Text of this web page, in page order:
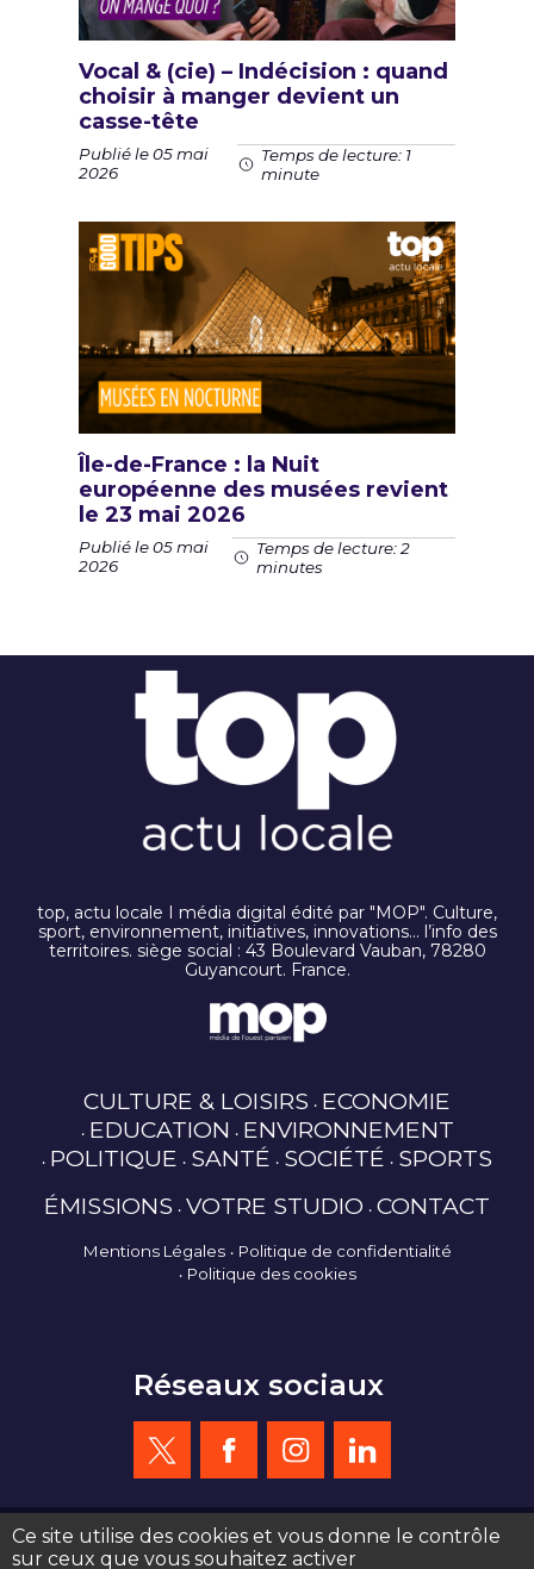
Vocal & (cie) – Indécision : quand
choisir à manger devient un
casse-tête
Publié le 05 mai
2026
Temps de lecture: 1
minute
Île-de-France : la Nuit
européenne des musées revient
le 23 mai 2026
Publié le 05 mai
2026
Temps de lecture: 2
minutes
top, actu locale I média digital édité par "MOP". Culture,
sport, environnement, initiatives, innovations… l’info des
territoires. siège social : 43 Boulevard Vauban, 78280
Guyancourt. France.
CULTURE & LOISIRS ECONOMIE
EDUCATION ENVIRONNEMENT
POLITIQUE SANTÉ SOCIÉTÉ SPORTS
ÉMISSIONS VOTRE STUDIO CONTACT
Mentions Légales
Politique de confidentialité
Politique des cookies
Réseaux sociaux
Ce site utilise des cookies et vous donne le contrôle
sur ceux que vous souhaitez activer